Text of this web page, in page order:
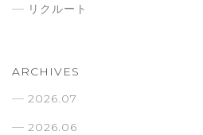
リクルート
ARCHIVES
2026.07
2026.06